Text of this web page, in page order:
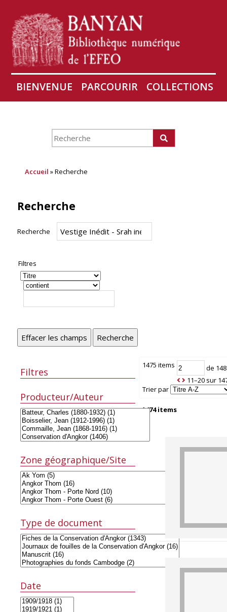
BIENVENUE PARCOURIR
COLLECTIONS
AIRES
CONSERVATION D'ANGKOR
Accueil » Recherche
Recherche
Recherche
Filtres
Effacer les champs Recherche
1475 items
de 148
11–20 sur
Trier par
1474 items
Filtres
Producteur/Auteur
Zone géographique/Site
Type de document
Date